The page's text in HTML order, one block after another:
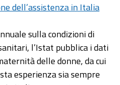
dell’assistenza in Italia
sulla condizioni di
l’Istat pubblica i dati
delle donne, da cui
esperienza sia sempre